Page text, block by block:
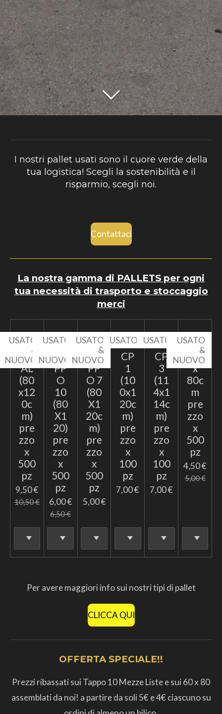
I nostri pallet usati sono il cuore verde della
tua logistica! Scegli la sostenibilità e il
risparmio, scegli noi.
Contattaci
La nostra gamma di PALLETS per ogni
tua necessità di trasporto e stoccaggio
merci
USATO
&
NUOVO
EP
AL
(80
x12
0c
m)
pre
zzo
x
500
pz
9,50 €
10,50 €
USATO
NUOVO
TA
PP
O
10
(80
X1
20)
pre
zzo
x
500
pz
6,00 €
6,50 €
USATO
&
NUOVO
TA
PP
O 7
(80
X1
20c
m)
pre
zzo
x
500
pz
5,00 €
USATO
CP
1
(10
0x1
20c
m)
pre
zzo
x
100
pz
7,00 €
USATO
CP
3
(11
4x1
14c
m)
pre
zzo
x
100
pz
7,00 €
USATO
&
NUOVO
60
x
80c
m
pre
zzo
x
500
pz
4,50 €
5,00 €
Per avere maggiori info sui nostri tipi di pallet
CLICCA QUI
OFFERTA SPECIALE!!
Prezzi ribassati sui Tappo 10 Mezze Liste e sui 60 x 80
assemblati da noi! a partire da soli 5€ e 4€ ciascuno su